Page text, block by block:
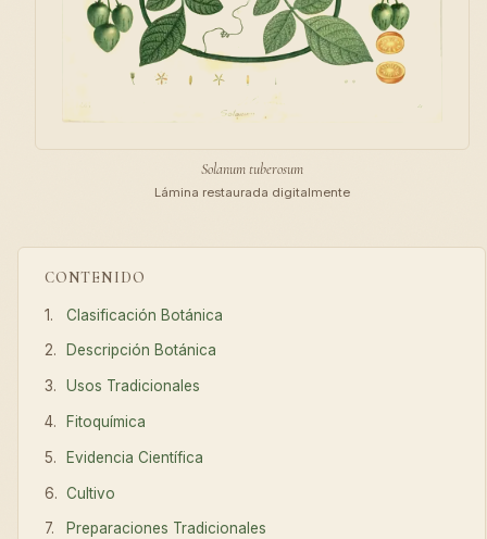
CONTENIDO
Clasificación Botánica
Descripción Botánica
Usos Tradicionales
Fitoquímica
Evidencia Científica
Cultivo
Preparaciones Tradicionales
Solanum tuberosum
Lámina restaurada digitalmente